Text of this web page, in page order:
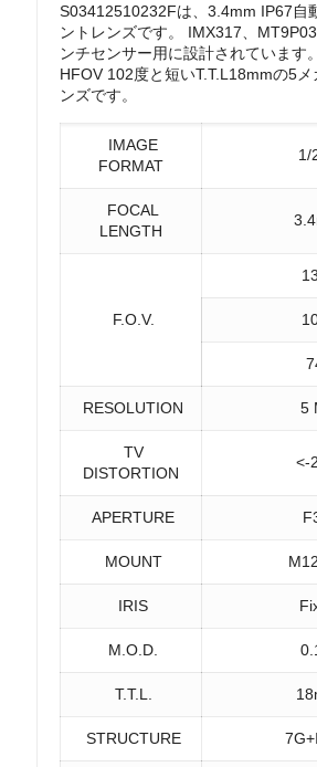
S03412510232Fは、3.4mm IP67自
ントレンズです。 IMX317、
ンチセンサー用に設計されています
HFOV 102度と短いT.T.L18mmの5
ンズです。
IMAGE
FORMAT
1/
FOCAL
LENGTH
F.O.V.
RESOLUTION 5
TV
DISTORTION
<-
APERTURE
MOUNT
IRIS
M.O.D.
T.T.L.
STRUCTURE